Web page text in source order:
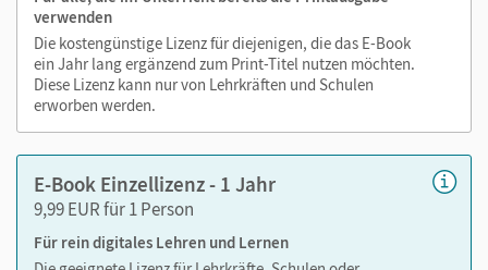
sind seitengenau platziert, damit Sie und Ihre Schüler/-innen
jederzeit unkompliziert darauf zugreifen können. So
gestalten Sie das Lehren und Lernen zeitsparend und
abwechslungsreich. Kein Medienwechsel! Kein
zeitaufwendiges Suchen!
Medien in diesem E-Book:
Erklärfilme zum Merkwissen
verwenden
Die kostengünstige Lizenz für diejenigen, die das E-Book
ein Jahr lang ergänzend zum Print-Titel nutzen möchten.
Diese Lizenz kann nur von Lehrkräften und Schulen
erworben werden.
E-Book Einzellizenz - 1 Jahr
9,99 EUR für 1 Person
Für rein digitales Lehren und Lernen